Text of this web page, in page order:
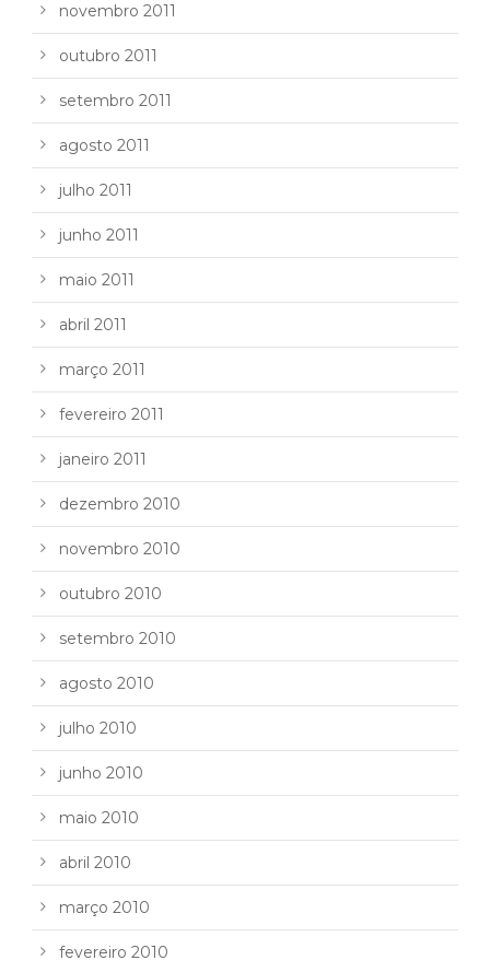
novembro 2011
outubro 2011
setembro 2011
agosto 2011
julho 2011
junho 2011
maio 2011
abril 2011
março 2011
fevereiro 2011
janeiro 2011
dezembro 2010
novembro 2010
outubro 2010
setembro 2010
agosto 2010
julho 2010
junho 2010
maio 2010
abril 2010
março 2010
fevereiro 2010